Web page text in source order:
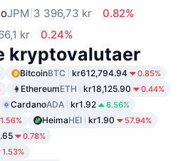
JPM 3 396,73 kr
0.82%
kr 0.24%
kryptovalutaer
BitcoinBTC kr612,794.94 0.85%
EthereumETH kr18,125.90 0.44%
CardanoADA kr1.92 6.56%
1.56% HeimaHEI kr1.90 57.94%
0.78%
1.53%